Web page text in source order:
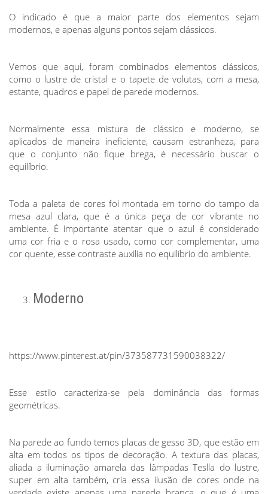
O indicado é que a maior parte dos elementos sejam
modernos, e apenas alguns pontos sejam clássicos.
Vemos que aqui, foram combinados elementos clássicos,
como o lustre de cristal e o tapete de volutas, com a mesa,
estante, quadros e papel de parede modernos.
Normalmente essa mistura de clássico e moderno, se
aplicados de maneira ineficiente, causam estranheza, para
que o conjunto não fique brega, é necessário buscar o
equilíbrio.
Toda a paleta de cores foi montada em torno do tampo da
mesa azul clara, que é a única peça de cor vibrante no
ambiente. É importante atentar que o azul é considerado
uma cor fria e o rosa usado, como cor complementar, uma
cor quente, esse contraste auxilia no equilíbrio do ambiente.
Moderno
https://www.pinterest.at/pin/373587731590038322/
Esse estilo caracteriza-se pela dominância das formas
geométricas.
Na parede ao fundo temos placas de gesso 3D, que estão em
alta em todos os tipos de decoração. A textura das placas,
aliada a iluminação amarela das lâmpadas Teslla do lustre,
super em alta também, cria essa ilusão de cores onde na